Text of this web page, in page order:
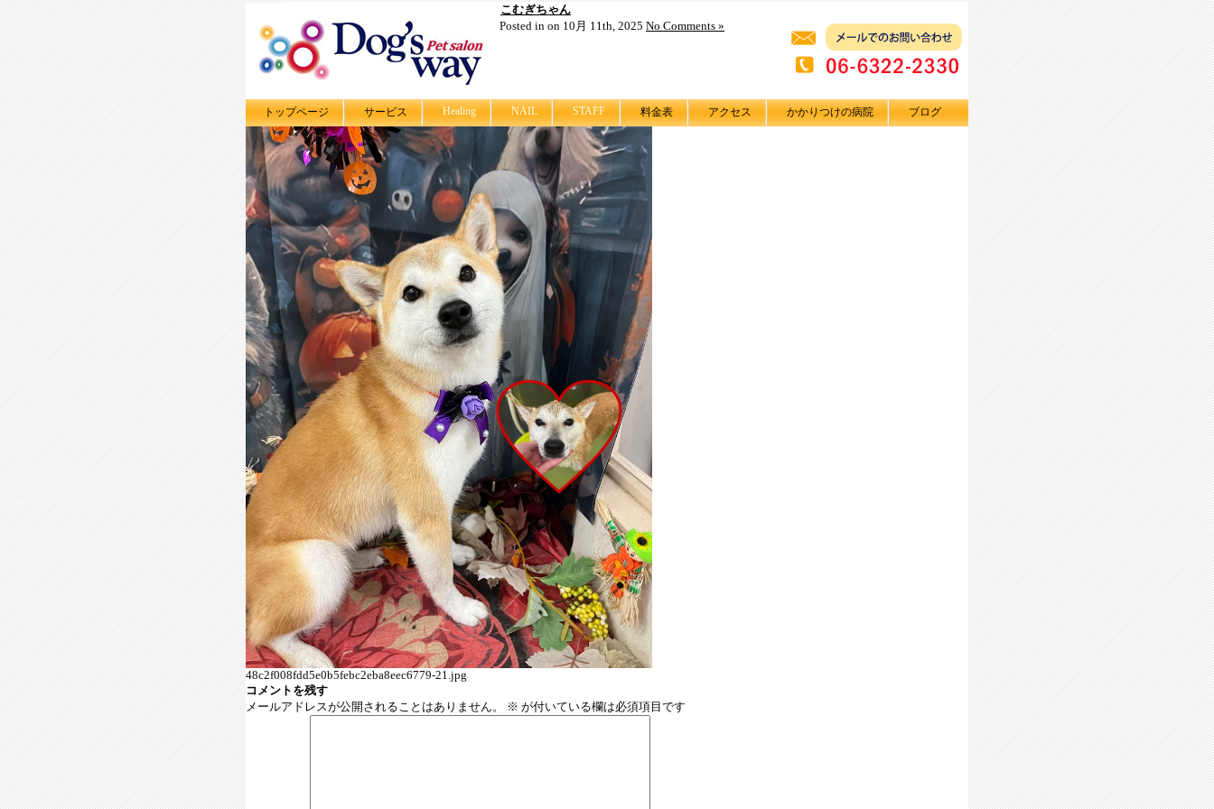
トップページ サービス Healing NAIL STAFF 料金表 アクセス かかりつけの病院 ブログ
こむぎちゃん
Posted in on 10月 11th, 2025 No Comments »
48c2f008fdd5e0b5febc2eba8eec6779-21.jpg
コメントを残す
メールアドレスが公開されることはありません。
※ が付いている欄は必須項目です